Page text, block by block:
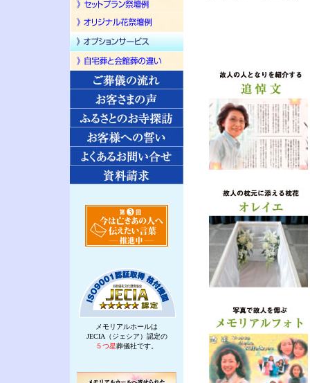
メモリアルホールは
JECIA（ジェシア）認定の
５つ星葬儀社です。